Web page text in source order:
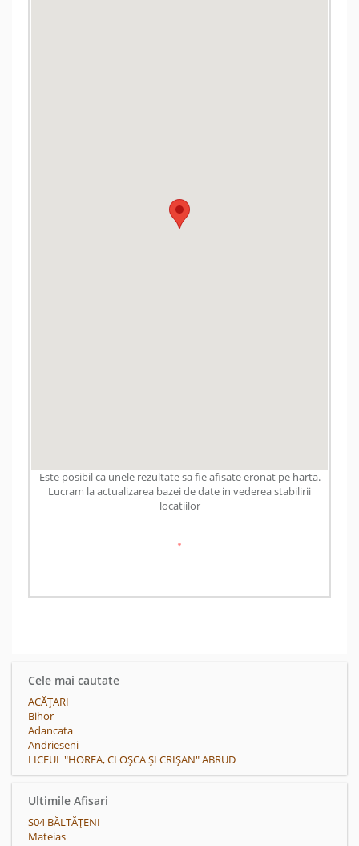
Este posibil ca unele rezultate sa fie afisate eronat pe harta.
Lucram la actualizarea bazei de date in vederea stabilirii
locatiilor
Cele mai cautate
ACĂŢARI
Bihor
Adancata
Andrieseni
LICEUL "HOREA, CLOȘCA ȘI CRIȘAN" ABRUD
Ultimile Afisari
S04 BĂLTĂȚENI
Mateias